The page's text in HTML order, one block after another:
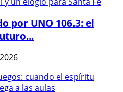
por UNO 106.3: el